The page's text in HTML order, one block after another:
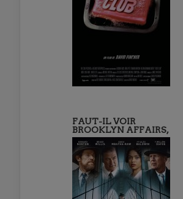
FAUT-IL VOIR
BROOKLYN AFFAIRS,